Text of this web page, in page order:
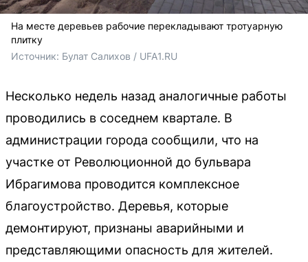
На месте деревьев рабочие перекладывают тротуарную
плитку
Источник: Булат Салихов / UFA1.RU
Несколько недель назад аналогичные работы
проводились в соседнем квартале. В
администрации города сообщили, что на
участке от Революционной до бульвара
Ибрагимова проводится комплексное
благоустройство. Деревья, которые
демонтируют, признаны аварийными и
представляющими опасность для жителей.